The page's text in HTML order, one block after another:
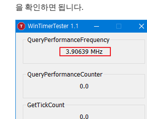
을 확인하면 됩니다.